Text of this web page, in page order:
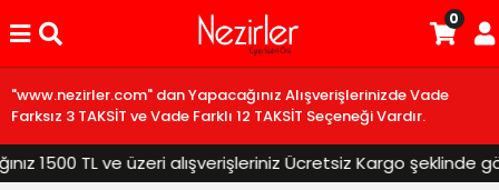
"www.nezirler.com" dan Yapacağınız Alışverişlerinizde Vade
Farksız 3 TAKSİT ve Vade Farklı 12 TAKSİT Seçeneği Vardır.
1500 TL ve üzeri alışverişleriniz Ücretsiz Kargo şeklinde
0